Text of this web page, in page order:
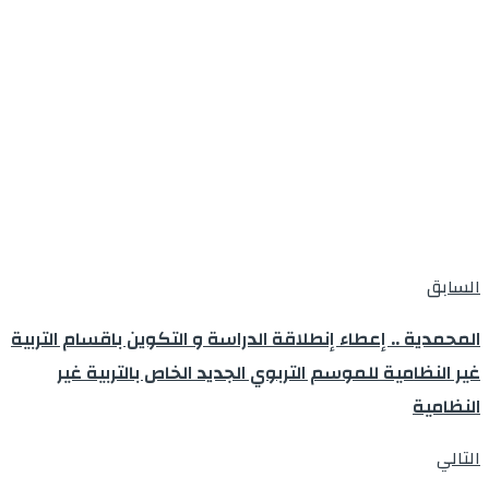
السابق
المحمدية .. إعطاء إنطلاقة الدراسة و التكوين باقسام التربية
غير النظامية للموسم التربوي الجديد الخاص بالتربية غير
النظامية
التالي